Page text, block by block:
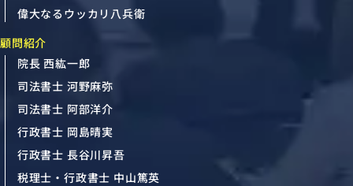
偉大なるウッカリ八兵衛
顧問紹介
院長 西紘一郎
司法書士 河野麻弥
司法書士 阿部洋介
行政書士 岡島晴実
行政書士 長谷川昇吾
税理士・行政書士 中山篤英